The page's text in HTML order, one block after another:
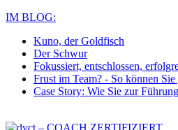
IM BLOG:
Kuno, der Goldfisch
Der Schwur
Fokussiert, entschlossen,
Frust im Team? - So können Sie
Case Story: Wie Sie zur